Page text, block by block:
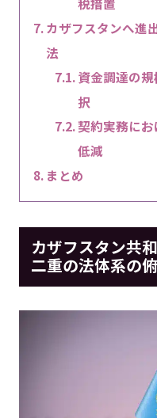
カザフスタンへ進
法
資金調達の
択
契約実務に
低減
まとめ
カザフスタン共
二重の法体系の